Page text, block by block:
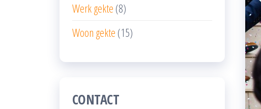
Werk gekte (8)
Woon gekte (15)
CONTACT